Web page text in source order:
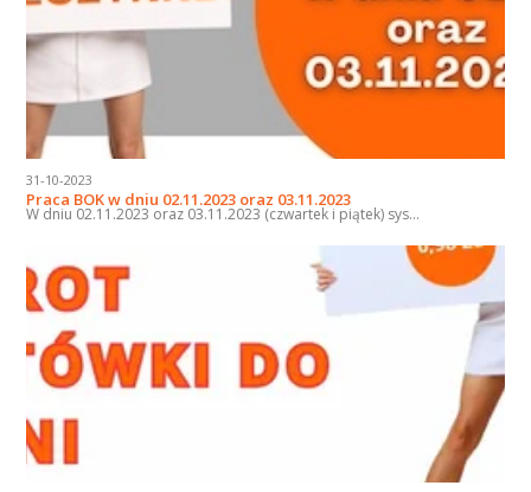
31-10-2023
Praca BOK w dniu 02.11.2023 oraz 03.11.2023
W dniu 02.11.2023 oraz 03.11.2023 (czwartek i piątek) sys...